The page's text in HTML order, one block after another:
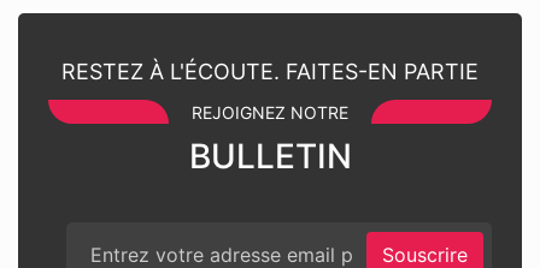
RESTEZ À L'ÉCOUTE. FAITES-EN PARTIE
REJOIGNEZ NOTRE
BULLETIN
Souscrire